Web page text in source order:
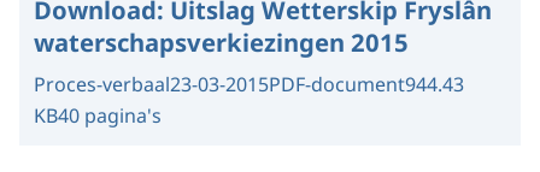
Download: Uitslag Wetterskip Fryslân
waterschapsverkiezingen 2015
Proces-verbaal23-03-2015PDF-document944.43
KB40 pagina's